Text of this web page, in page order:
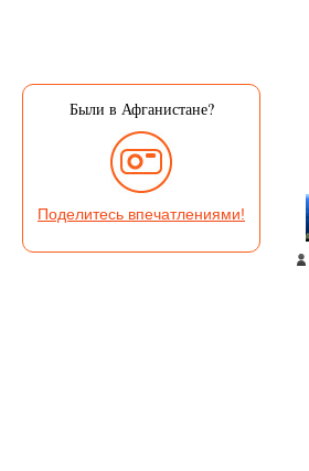
Были в Афганистане?
Поделитесь впечатлениями!